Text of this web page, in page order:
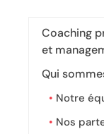
Coaching
et
Qui
Notre
Nos